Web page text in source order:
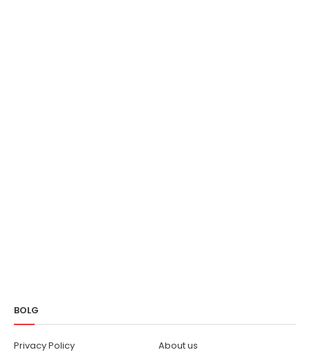
BOLG
Privacy Policy
About us